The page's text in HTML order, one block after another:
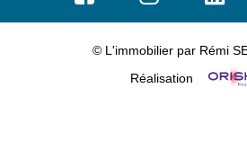
© L'immobilier par Rémi
Réalisation